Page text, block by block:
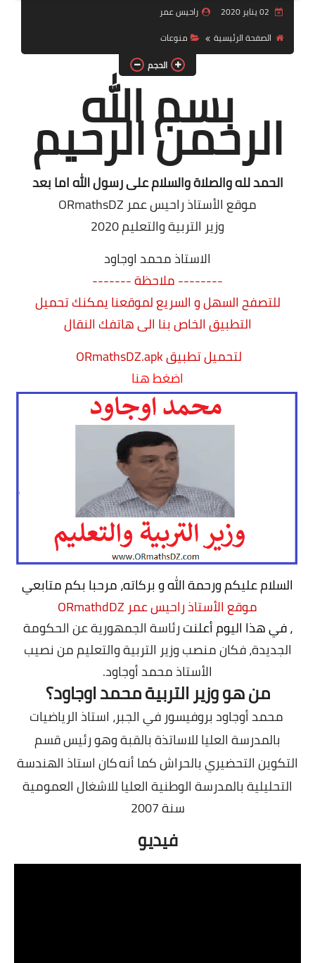
السنة 3 إبتدائي
السنة 4 إبتدائي
السنة 5 إبتدائي
التعليم المتوسط
السنة 1 متوسط
السنة 2 متوسط
السنة 4 متوسط
شهادة التعليم المتوسط BEM
التعليم الثانوي
السنة 1 آداب
السنة 1 علمي
السنة 2 آداب
السنة 2 - الشعب العلمية
السنة 2 تسيير واقتصاد
السنة 3 آداب
السنة 3 تسيير واقتصاد
شهادة البكالوريا BAC
التعليم الجامعي
licence
master
الأستاذ
الأستاذ المتربص
مذكرات
توظيف
راحيس عمر
الصفحة الرئيسية
منوعات
الحجم
بسم الله
الرحمن الرحيم
الحمد لله والصلاة والسلام على رسول الله اما بعد
موقع الأستاذ راحيس عمر ORmathsDZ
وزير التربية والتعليم 2020
الاستاذ محمد اوجاود
-------- ملاحظة -------
للتصفح السهل و السريع لموقعنا يمكنك تحميل
التطبيق الخاص بنا الى هاتفك النقال
لتحميل تطبيق ORmathsDZ.apk
اضغط هنا
السلام عليكم ورحمة الله و بركاته، مرحبا بكم متابعي
موقع الأستاذ راحيس عمر ORmathdDZ
،في هذا اليوم أعلنترئاسة الجمهورية عن الحكومة
الجديدة، فكان منصب وزير التربية والتعليم من نصيب
الأستاذ محمد أوجاود.
من هو وزير التربية محمد اوجاود؟
محمد أوجاود بروفيسور في الجبر، استاذ الرياضيات
بالمدرسة العليا للاساتذة بالقبة وهو رئيس قسم
التكوين التحضيري بالحراش كما أنهكان استاذ الهندسة
التحليلية بالمدرسة الوطنية العليا للاشغال العمومية
سنة 2007
فيديو